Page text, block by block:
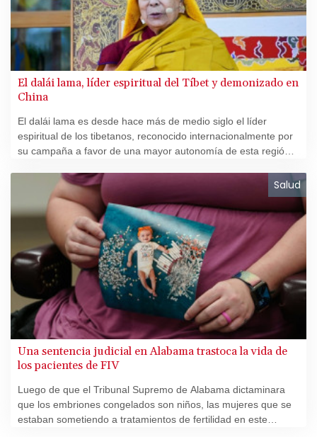
El dalái lama, líder espiritual del Tíbet y demonizado en
China
El dalái lama es desde hace más de medio siglo el líder
espiritual de los tibetanos, reconocido internacionalmente por
su campaña a favor de una mayor autonomía de esta región,
Salud
Una sentencia judicial en Alabama trastoca la vida de
los pacientes de FIV
Luego de que el Tribunal Supremo de Alabama dictaminara
que los embriones congelados son niños, las mujeres que se
estaban sometiendo a tratamientos de fertilidad en este